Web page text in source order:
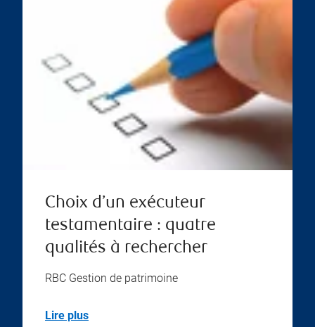
Choix d’un exécuteur
testamentaire : quatre
qualités à rechercher
RBC Gestion de patrimoine
Lire plus